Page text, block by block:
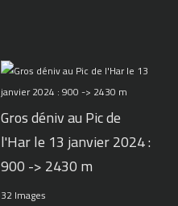
Gros déniv au Pic de
l'Har le 13 janvier 2024 :
900 -> 2430 m
32 Images